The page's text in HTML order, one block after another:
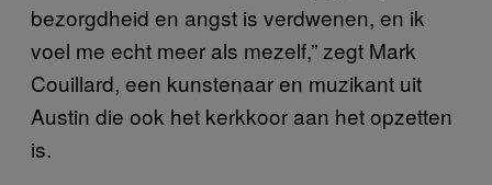
bezorgdheid en angst is verdwenen, en ik
voel me echt meer als mezelf,” zegt Mark
Couillard, een kunstenaar en muzikant uit
Austin die ook het kerkkoor aan het opzetten
is.